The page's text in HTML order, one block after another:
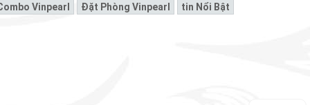
Vinpearl Đặt Phòng Vinpearl Tin Nổi Bật